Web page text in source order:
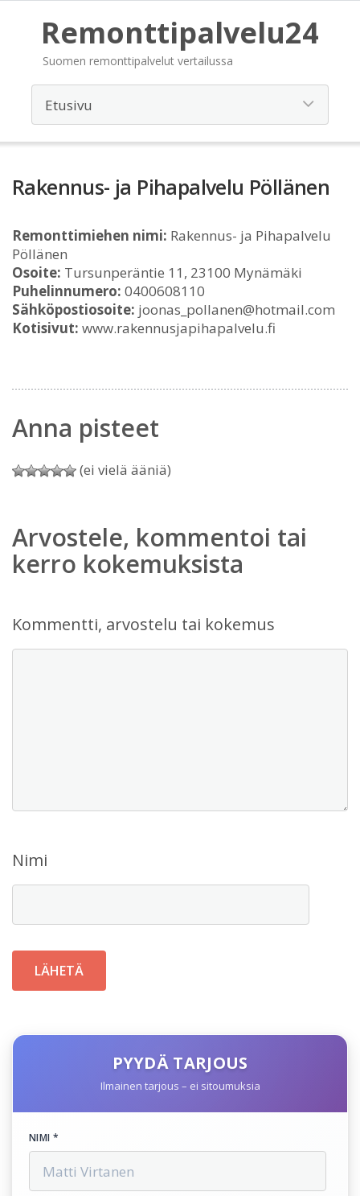
Remonttipalvelu24
Suomen remonttipalvelut vertailussa
Rakennus- ja Pihapalvelu Pöllänen
Remonttimiehen nimi: Rakennus- ja Pihapalvelu
Pöllänen
Osoite: Tursunperäntie 11, 23100 Mynämäki
Puhelinnumero: 0400608110
Sähköpostiosoite: joonas_pollanen@hotmail.com
Kotisivut: www.rakennusjapihapalvelu.fi
Anna pisteet
(ei vielä ääniä)
Arvostele, kommentoi tai
kerro kokemuksista
Kommentti, arvostelu tai kokemus
Nimi
PYYDÄ TARJOUS
Ilmainen tarjous – ei sitoumuksia
NIMI *